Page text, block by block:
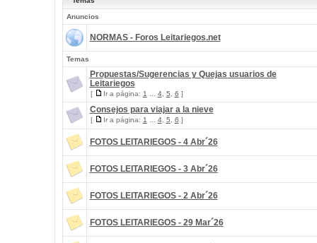
Anuncios
NORMAS - Foros Leitariegos.net
Temas
Propuestas/Sugerencias y Quejas usuarios de
Leitariegos
[ Ir a página: 1 4, 5 6 ]
Consejos para viajar a la nieve
[ Ir a página: 1 4, 5 6 ]
FOTOS LEITARIEGOS - 4 Abr´26
FOTOS LEITARIEGOS - 3 Abr´26
FOTOS LEITARIEGOS - 2 Abr´26
FOTOS LEITARIEGOS - 29 Mar´26